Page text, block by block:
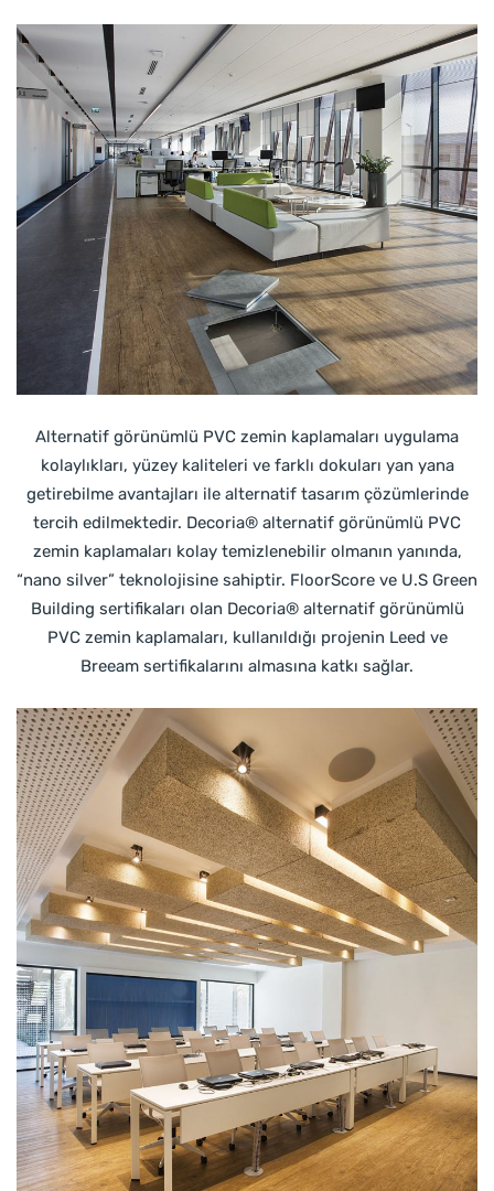
Alternatif görünümlü PVC zemin kaplamaları uygulama
kolaylıkları, yüzey kaliteleri ve farklı dokuları yan yana
getirebilme avantajları ile alternatif tasarım çözümlerinde
tercih edilmektedir. Decoria® alternatif görünümlü PVC
zemin kaplamaları kolay temizlenebilir olmanın yanında,
“nano silver” teknolojisine sahiptir. FloorScore ve U.S Green
Building sertifikaları olan Decoria® alternatif görünümlü
PVC zemin kaplamaları, kullanıldığı projenin Leed ve
Breeam sertifikalarını almasına katkı sağlar.